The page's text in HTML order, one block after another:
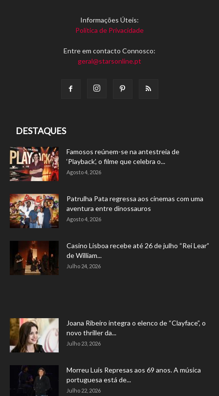
Informações Úteis:
Política de Privacidade
Entre em contacto Connosco:
geral@starsonline.pt
DESTAQUES
Famosos reúnem-se na antestreia de
‘Playback’, o filme que celebra o...
Agosto 4, 2026
Patrulha Pata regressa aos cinemas com uma
aventura entre dinossauros
Agosto 4, 2026
Casino Lisboa recebe até 26 de julho “Rei Lear”
de William...
Julho 24, 2026
Joana Ribeiro integra o elenco de “Clayface”, o
novo thriller da...
Julho 23, 2026
Morreu Luís Represas aos 69 anos. A música
portuguesa está de...
Julho 22, 2026